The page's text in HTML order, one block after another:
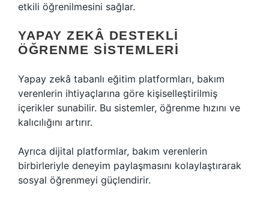
etkili öğrenilmesini sağlar.
YAPAY ZEKÂ DESTEKLI
ÖĞRENME SISTEMLERI
Yapay zekâ tabanlı eğitim platformları, bakım
verenlerin ihtiyaçlarına göre kişiselleştirilmiş
içerikler sunabilir. Bu sistemler, öğrenme hızını ve
kalıcılığını artırır.
Ayrıca dijital platformlar, bakım verenlerin
birbirleriyle deneyim paylaşmasını kolaylaştırarak
sosyal öğrenmeyi güçlendirir.